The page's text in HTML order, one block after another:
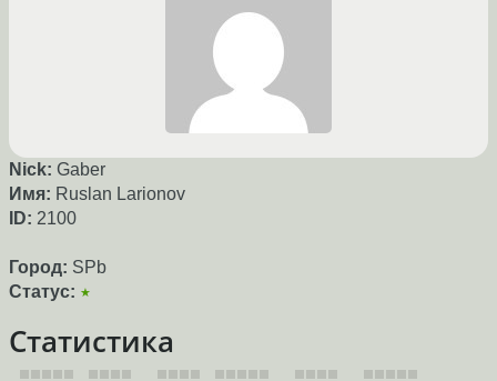
Nick: Gaber
Имя: Ruslan Larionov
ID: 2100
Город: SPb
Статус: ★
Статистика